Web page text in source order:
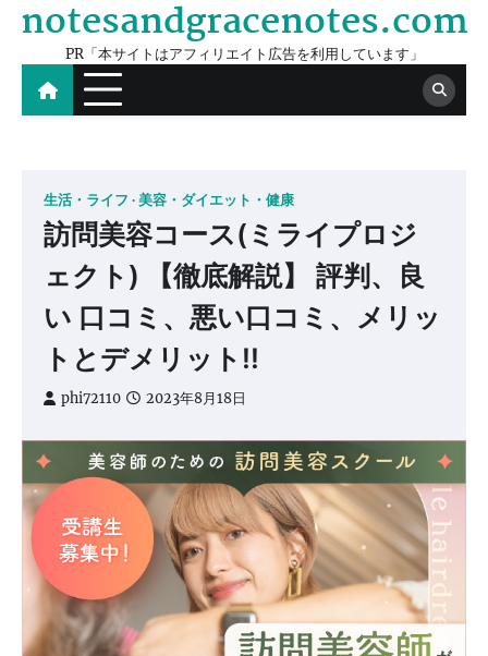
Skip
content
notesandgracenotes.com
PR「本サイトはアフィリエイト広告を利用しています」
生活・ライフ 美容・ダイエット・健康
訪問美容コース(ミライプロジ
ェクト) 【徹底解説】 評判、良
い 口コミ、悪い口コミ、メリッ
トとデメリット!!
phi72110 2023年8月18日